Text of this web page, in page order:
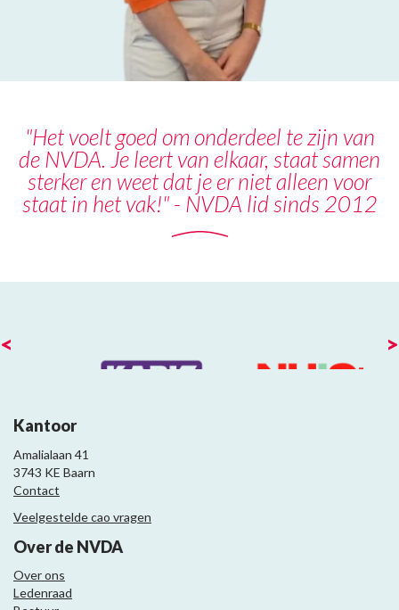
"Het voelt goed om onderdeel te zijn van
de NVDA. Je leert van elkaar, staat samen
sterker en weet dat je er niet alleen voor
staat in het vak!" - NVDA lid sinds 2012
< >
Kantoor
Amalialaan 41
3743 KE Baarn
Contact
Veelgestelde cao vragen
Over de NVDA
Over ons
Ledenraad